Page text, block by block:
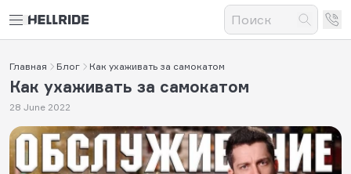
Главная Блог Как ухаживать за самокатом
Как ухаживать за самокатом
28 June 2022